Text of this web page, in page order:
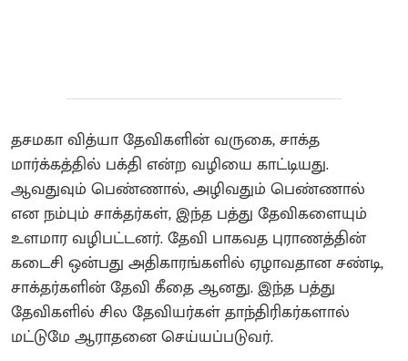
தசமகா வித்யா தேவிகளின் வருகை, சாக்த
மார்க்கத்தில் பக்தி என்ற வழியை காட்டியது.
ஆவதுவும் பெண்ணால், அழிவதும் பெண்ணால்
என நம்பும் சாக்தர்கள், இந்த பத்து தேவிகளையும்
உளமார வழிபட்டனர். தேவி பாகவத புராணத்தின்
கடைசி ஒன்பது அதிகாரங்களில் ஏழாவதான சண்டி,
சாக்தர்களின் தேவி கீதை ஆனது. இந்த பத்து
தேவிகளில் சில தேவியர்கள் தாந்திரிகர்களால்
மட்டுமே ஆராதனை செய்யப்படுவர்.